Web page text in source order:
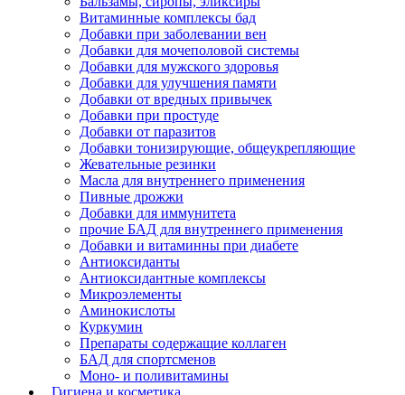
Витаминные комплексы бад
Добавки при заболевании вен
Добавки для мочеполовой системы
Добавки для мужского здоровья
Добавки для улучшения памяти
Добавки от вредных привычек
Добавки при простуде
Добавки от паразитов
Добавки тонизирующие, общеукрепляющие
Жевательные резинки
Масла для внутреннего применения
Пивные дрожжи
Добавки для иммунитета
прочие БАД для внутреннего применения
Добавки и витаминны при диабете
Антиоксиданты
Антиоксидантные комплексы
Микроэлементы
Аминокислоты
Куркумин
Препараты содержащие коллаген
БАД для спортсменов
Моно- и поливитамины
Гигиена и косметика